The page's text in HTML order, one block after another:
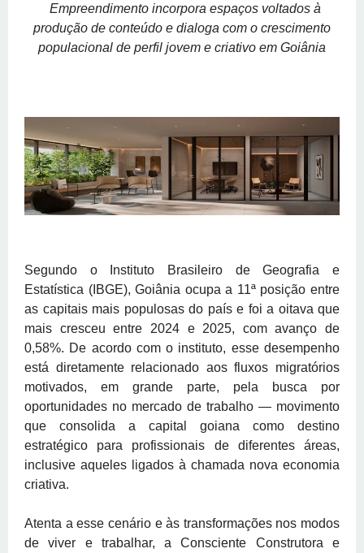
Empreendimento incorpora espaços voltados à
produção de conteúdo e dialoga com o crescimento
populacional de perfil jovem e criativo em Goiânia
Segundo o Instituto Brasileiro de Geografia e
Estatística (IBGE), Goiânia ocupa a 11ª posição entre
as capitais mais populosas do país e foi a oitava que
mais cresceu entre 2024 e 2025, com avanço de
0,58%. De acordo com o instituto, esse desempenho
está diretamente relacionado aos fluxos migratórios
motivados, em grande parte, pela busca por
oportunidades no mercado de trabalho — movimento
que consolida a capital goiana como destino
estratégico para profissionais de diferentes áreas,
inclusive aqueles ligados à chamada nova economia
criativa.
Atenta a esse cenário e às transformações nos modos
de viver e trabalhar, a Consciente Construtora e